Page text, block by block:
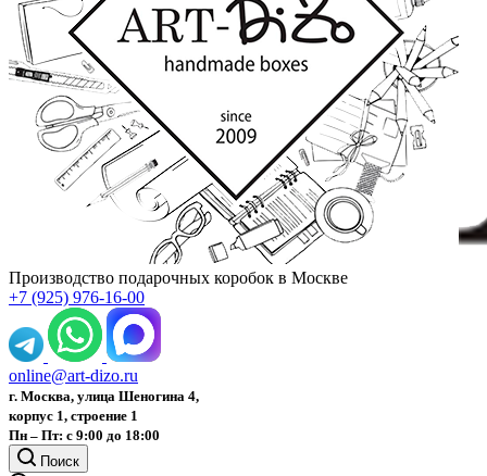
Производство подарочных коробок в Москве
+7 (925) 976-16-00
online@art-dizo.ru
г. Москва, улица Шеногина 4,
корпус 1, строение 1
Пн – Пт: с 9:00 до 18:00
Поиск